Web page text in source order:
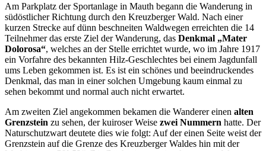
Am Parkplatz der Sportanlage in Mauth begann die Wanderung in
südöstlicher Richtung durch den Kreuzberger Wald. Nach einer
kurzen Strecke auf dünn beschneiten Waldwegen erreichten die 14
Teilnehmer das erste Ziel der Wanderung, das Denkmal „Mater
Dolorosa“, welches an der Stelle errichtet wurde, wo im Jahre 1917
ein Vorfahre des bekannten Hilz-Geschlechtes bei einem Jagdunfall
ums Leben gekommen ist. Es ist ein schönes und beeindruckendes
Denkmal, das man in einer solchen Umgebung kaum einmal zu
sehen bekommt und normal auch nicht erwartet.
Am zweiten Ziel angekommen bekamen die Wanderer einen alten
Grenzstein zu sehen, der kuiroser Weise zwei Nummern hatte. Der
Naturschutzwart deutete dies wie folgt: Auf der einen Seite weist der
Grenzstein auf die Grenze des Kreuzberger Waldes hin mit der